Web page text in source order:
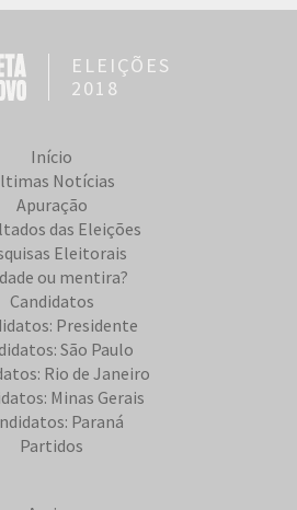
ELEIÇÕES
2018
Início
Notícias
Apuração
das Eleições
Eleitorais
ou mentira?
Candidatos
Presidente
São Paulo
Rio de Janeiro
Minas Gerais
Paraná
Partidos